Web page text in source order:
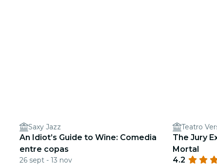
Saxy Jazz
An Idiot’s Guide to Wine: Comedia
entre copas
26 sept - 13 nov
Teatro
The Jury
Mortal
4.2